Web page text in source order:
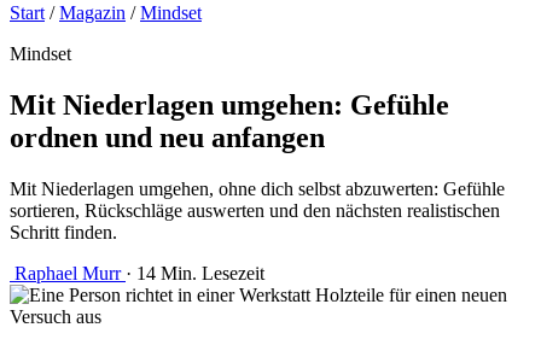
Start /Magazin /Mindset
Mindset
Mit Niederlagen umgehen: Gefühle
ordnen und neu anfangen
Mit Niederlagen umgehen, ohne dich selbst abzuwerten: Gefühle
sortieren, Rückschläge auswerten und den nächsten realistischen
Schritt finden.
Raphael Murr · 14 Min. Lesezeit